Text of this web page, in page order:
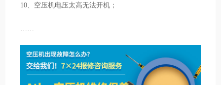
10、空压机电压太高无法开机；